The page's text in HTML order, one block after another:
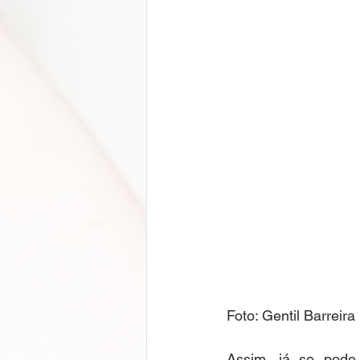
Foto: Gentil Barreira